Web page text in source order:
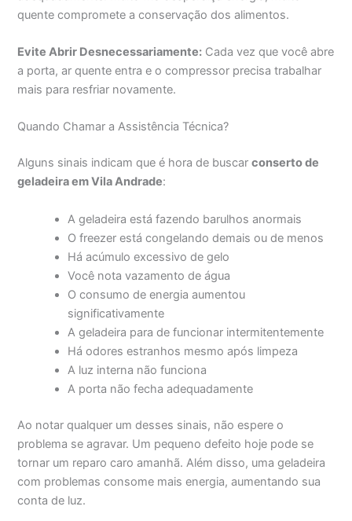
quente compromete a conservação dos alimentos.
Evite Abrir Desnecessariamente: Cada vez que você abre
a porta, ar quente entra e o compressor precisa trabalhar
mais para resfriar novamente.
Quando Chamar a Assistência Técnica?
Alguns sinais indicam que é hora de buscarconserto de
geladeira em Vila Andrade:
A geladeira está fazendo barulhos anormais
O freezer está congelando demais ou de menos
Há acúmulo excessivo de gelo
Você nota vazamento de água
O consumo de energia aumentou
significativamente
A geladeira para de funcionar intermitentemente
Há odores estranhos mesmo após limpeza
A luz interna não funciona
A porta não fecha adequadamente
Ao notar qualquer um desses sinais, não espere o
problema se agravar. Um pequeno defeito hoje pode se
tornar um reparo caro amanhã. Além disso, uma geladeira
com problemas consome mais energia, aumentando sua
conta de luz.